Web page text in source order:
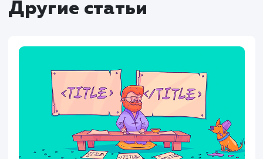
страницы.
Заключение
Meta Description — это важный элемент
который не следует пренебрегать. Хотя
влияет напрямую на ранжирование,
подготовленное описание может
увеличить CTR и тем самым